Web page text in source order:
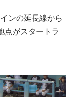
ンの延長線から
点がスタートラ